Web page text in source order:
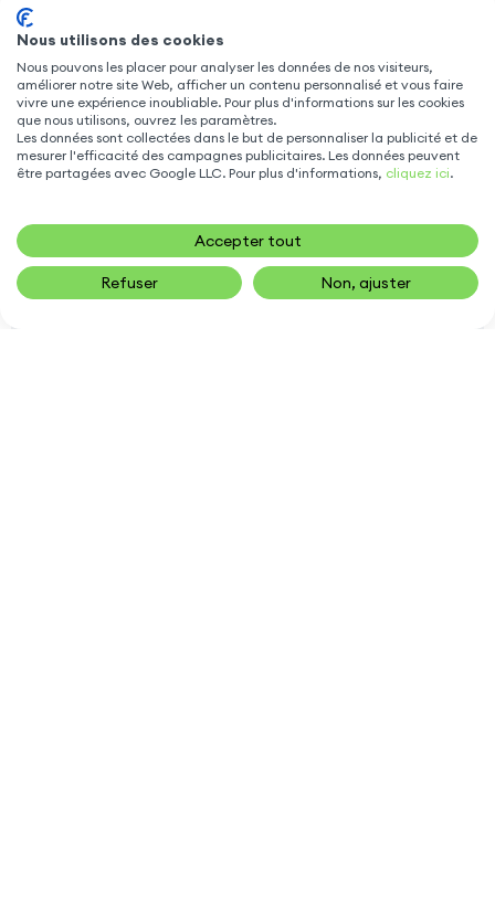
Conçues pour durer, ces multiprises et hubs
combinent sécurité, performance et design, pour
une utilisation aussi agréable que pratique.
Les hubs de charge
Pour un espace de travail ou de vie bien organisé,
optez pour un hub de charge. Ces chargeurs
appareils en simultané (téléphone, tablette,
batterie externe), tout en réduisant
l’encombrement. Certains modèles sont dotés des
technologies Power Delivery et GaN, pour une
Nous utilisons des cookies
Nous pouvons les placer pour analyser les données de nos visiteurs,
améliorer notre site Web, afficher un contenu personnalisé et vous faire
vivre une expérience inoubliable. Pour plus d'informations sur les cookies
que nous utilisons, ouvrez les paramètres.
Les données sont collectées dans le but de personnaliser la publicité et de
mesurer l'efficacité des campagnes publicitaires. Les données peuvent
être partagées avec Google LLC. Pour plus d'informations, cliquez ici.
Accepter tout
Refuser Non, ajuster